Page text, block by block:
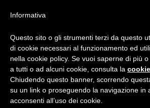
NOTIZIE DI DANZA IN ITALIA E ALL’ESTERO,
L’Arte di Martha
Firenze e al Ravenna
Informativa
Questo sito o gli strumenti terzi da questo
di cookie necessari al funzionamento ed
nella cookie policy. Se vuoi saperne di più
a tutti o ad alcuni cookie, consulta la
Chiudendo questo banner, scorrendo
su un link o proseguendo la navigazione in
acconsenti all’uso dei cookie.